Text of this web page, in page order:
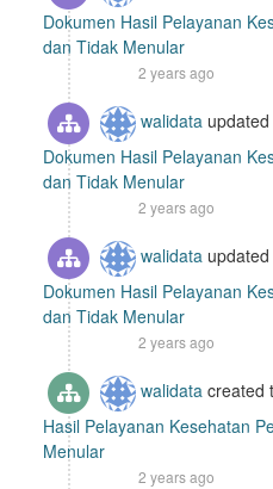
Dokumen Hasil Pelayanan
dan Tidak Menular
2 years ago
walidata
Dokumen Hasil Pelayanan
dan Tidak Menular
2 years ago
walidata
Dokumen Hasil Pelayanan
dan Tidak Menular
2 years ago
walidata created
Hasil Pelayanan Kesehatan
Menular
2 years ago